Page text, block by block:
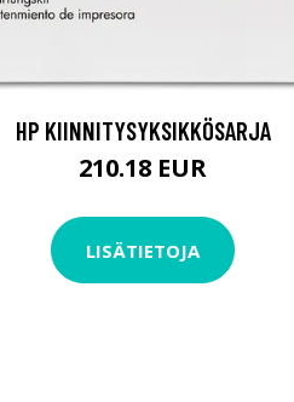
HP KIINNITYSYKSIKKÖSARJA
210.18 EUR
LISÄTIETOJA